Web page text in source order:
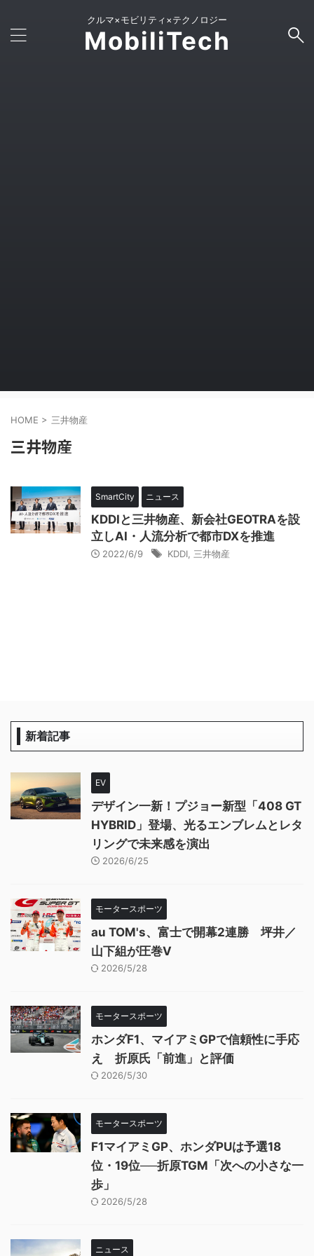
クルマ×モビリティ×テクノロジー
MobiliTech
HOME > 三井物産
三井物産
SmartCity ニュース
KDDIと三井物産、新会社GEOTRAを設
立しAI・人流分析で都市DXを推進
2022/6/9 KDDI 三井物産
新着記事
EV
デザイン一新！プジョー新型「408 GT
HYBRID」登場、光るエンブレムとレタ
リングで未来感を演出
2026/6/25
モータースポーツ
au TOM's、富士で開幕2連勝 坪井／
山下組が圧巻V
2026/5/28
モータースポーツ
ホンダF1、マイアミGPで信頼性に手応
え 折原氏「前進」と評価
2026/5/30
モータースポーツ
F1マイアミGP、ホンダPUは予選18
位・19位──折原TGM「次への小さな一
歩」
2026/5/28
ニュース